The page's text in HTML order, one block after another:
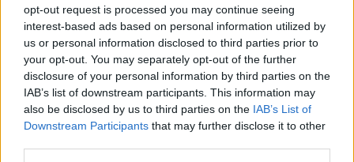
opt-out request is processed you may continue seeing
interest-based ads based on personal information utilized by
us or personal information disclosed to third parties prior to
your opt-out. You may separately opt-out of the further
disclosure of your personal information by third parties on the
IAB’s list of downstream participants. This information may
also be disclosed by us to third parties on the IAB’s List of
Downstream Participants that may further disclose it to other
МАКЕДОНИЈА ИМА СВЕТСКА
ПИСТА: Огромниот Боинг 777
на индиската претседателка
на Меѓународниот Аеродром
Скопје
УАПСЕН МАКЕДОНЕЦОТ АНДРЕЈ
ТАНАСКОВСКИ, ЧЛЕН НА
КАВАЧКИ КЛАН (ФОТО)
СКОКНА МИНИМАЛНИОТ